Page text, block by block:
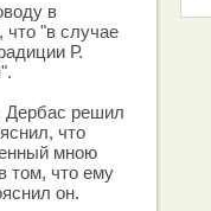
в
что "в случае
Р.
Дербас решил
что
мною
том, что ему
он.